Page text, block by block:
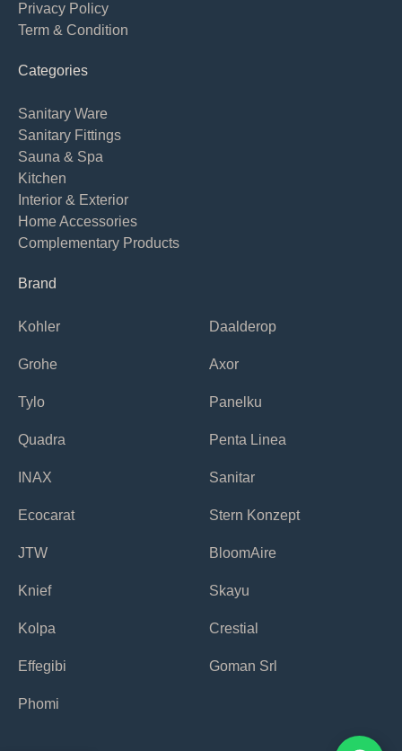
Privacy Policy
Term & Condition
Categories
Sanitary Ware
Sanitary Fittings
Sauna & Spa
Kitchen
Interior & Exterior
Home Accessories
Complementary Products
Brand
Kohler
Grohe
Tylo
Quadra
INAX
Ecocarat
JTW
Knief
Kolpa
Effegibi
Phomi
Daalderop
Axor
Panelku
Penta Linea
Sanitar
Stern Konzept
BloomAire
Skayu
Crestial
Goman Srl